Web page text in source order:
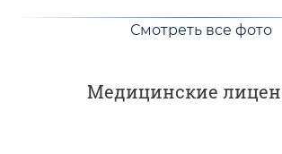
Смотреть все фото
Медицинские